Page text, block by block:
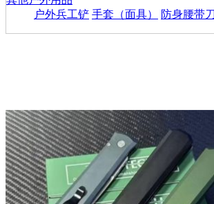
户外兵工铲 手套（面具） 防身腰带刀